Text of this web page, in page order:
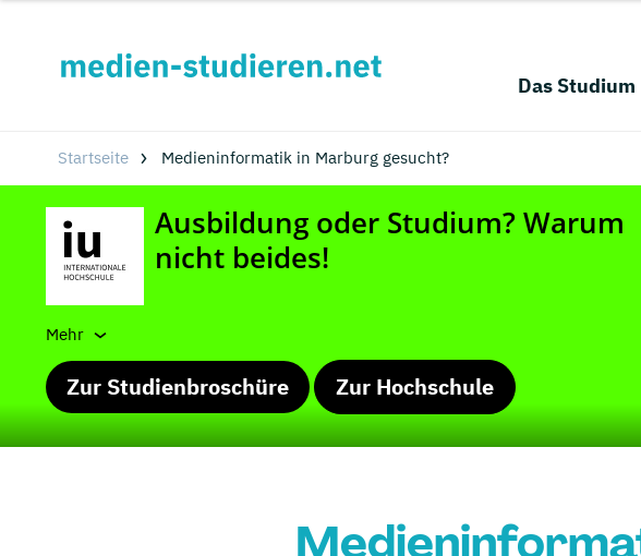
Das Studium
Startseite Medieninformatik in Marburg gesucht?
Mehr
Zur Studienbroschüre Zur Hochschule